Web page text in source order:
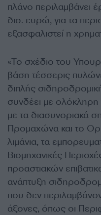
πλάνο περιλαμβάνει
δισ. ευρώ, για τα
εξασφαλιστεί η
«Το σχέδιο του
βάση τέσσερις
διπλής
συνδέει με
με τα διασυνοριακά
Προμαχώνα και το
λιμάνια, τα
Βιομηχανικές
προαστιακών
ανάπτυξη
που δεν
άξονες, όπως οι